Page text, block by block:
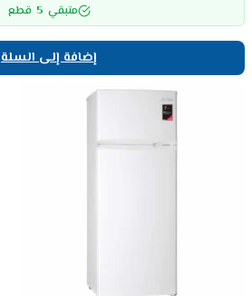
متبقي 5 قطع
إضافة إلى السلة